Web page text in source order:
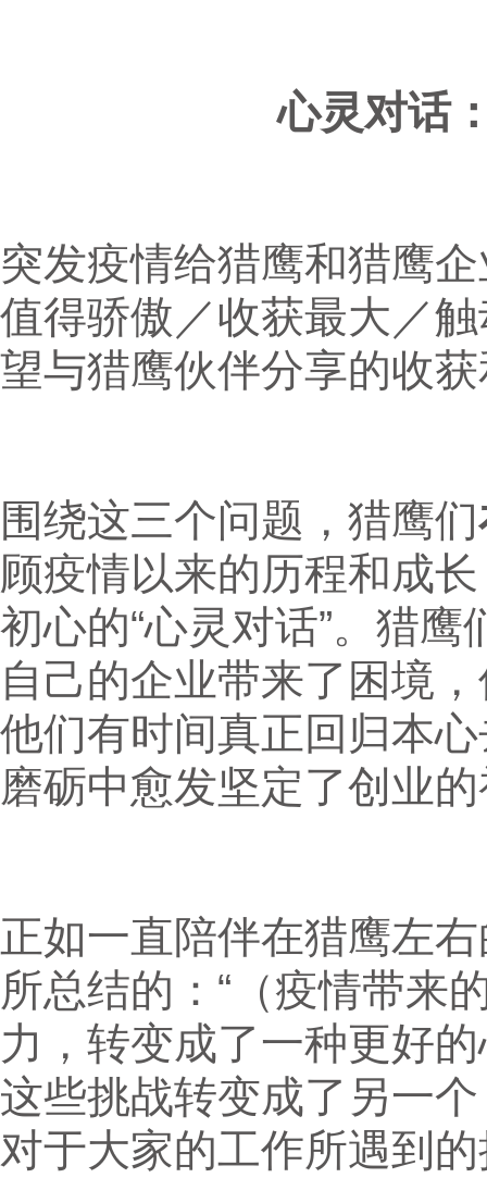
心灵对话
突发疫情给猎鹰和猎鹰
值得骄傲／收获最大／
望与猎鹰伙伴分享的收
围绕这三个问题，猎鹰们
顾疫情以来的历程和成
初心的“心灵对话”。猎
自己的企业带来了困境
他们有时间真正回归本
磨砺中愈发坚定了创业
正如一直陪伴在猎鹰左
所总结的：“（疫情带来
力，转变成了一种更好
这些挑战转变成了另一
对于大家的工作所遇到